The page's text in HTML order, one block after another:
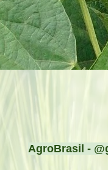
AgroBrasil -